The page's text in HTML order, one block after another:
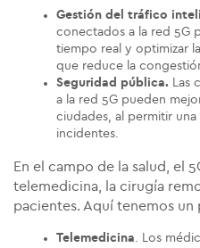
Gestión del tráfico
conectados a la red 5G
tiempo real y optimizar
que reduce la
Seguridad pública. Las
a la red 5G pueden
ciudades, al permitir una
incidentes.
En el campo de la salud, el
telemedicina, la cirugía
pacientes. Aquí tenemos un
Telemedicina. Los